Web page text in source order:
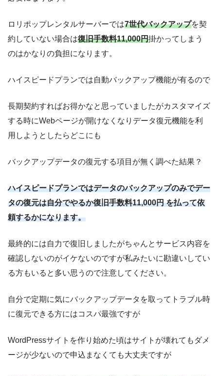
ロリポップレンタルサーバーでは7世代バックアップを契
約していない場合は復旧手数料11,000円掛かってしまう
のはかなりの負担になります。
ハイスピードプランでは自動バックアップ機能が有るので
長期契約すればお得かなと思っていましたがカスタマイズ
する時にWebページが開けなくなりデータ復元機能を利
用しようとしたらどこにも
バックアップデータの復元する項目が無く調べた結果？
ハイスピードプランではデータのバックアップのみでデー
タの復元は自分でやるか復旧手数料11,000円 を払って依
頼するかになります。
最終的には自力で復旧しましたがちゃんとサービス内容を
確認しないのがイケないのですが私みたいに勘違いしてい
る方もいると多い思うので注意してください。
自分で定期に気にバックアップデータを取ってトラブル時
に復元できる方にはコスパ最強ですが
WordPressサイトを作り始めた頃はサイトが壊れてもダメ
ージが少ないので申込まなくても大丈夫ですが